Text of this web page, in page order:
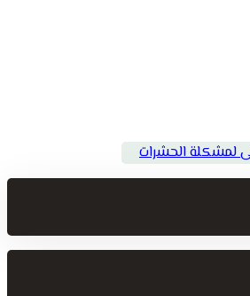
لمشكلة الحشرات